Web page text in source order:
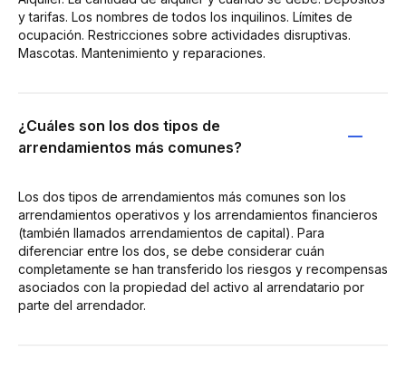
y tarifas. Los nombres de todos los inquilinos. Límites de
ocupación. Restricciones sobre actividades disruptivas.
Mascotas. Mantenimiento y reparaciones.
¿Cuáles son los dos tipos de
arrendamientos más comunes?
Los dos tipos de arrendamientos más comunes son los
arrendamientos operativos y los arrendamientos financieros
(también llamados arrendamientos de capital). Para
diferenciar entre los dos, se debe considerar cuán
completamente se han transferido los riesgos y recompensas
asociados con la propiedad del activo al arrendatario por
parte del arrendador.